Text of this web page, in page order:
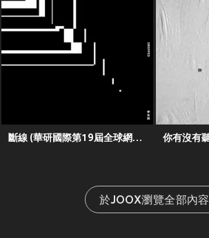
斷線 (華研國際第19屆全球網絡詞曲創作大賽 冠軍單曲)
於JOOX瀏覽全部內容